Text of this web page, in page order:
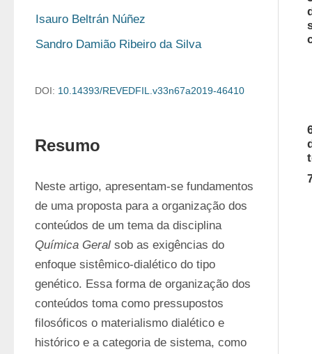
Isauro Beltrán Núñez
Sandro Damião Ribeiro da Silva
DOI: 10.14393/REVEDFIL.v33n67a2019-46410
Resumo
Neste artigo, apresentam-se fundamentos
de uma proposta para a organização dos
conteúdos de um tema da disciplina
Química Geral sob as exigências do
enfoque sistêmico-dialético do tipo
genético. Essa forma de organização dos
conteúdos toma como pressupostos
filosóficos o materialismo dialético e
histórico e a categoria de sistema, como